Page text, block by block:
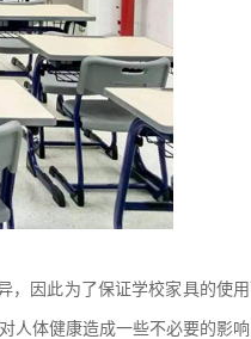
，因此为了保证学校家具的使
人体健康造成一些不必要的影